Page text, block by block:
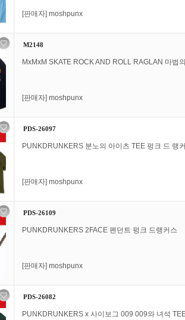
[판매자] moshpunx
M2148
MxMxM SKATE ROCK AND ROLL RAGLAN 마법
[판매자] moshpunx
PDS-26097
PUNKDRUNKERS 분노의 아이츠 TEE 펑크 드 랭
[판매자] moshpunx
PDS-26109
PUNKDRUNKERS 2FACE 펜던트 펑크 드랭커스
[판매자] moshpunx
PDS-26082
PUNKDRUNKERS x 사이보그 009 009와 녀석